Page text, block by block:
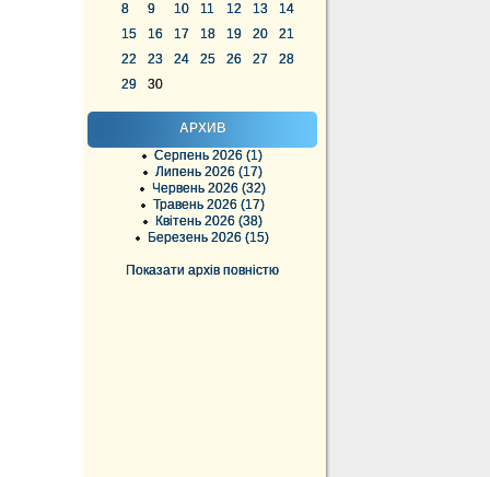
8
9 10 11 12 13
14
15
16 17 18 19 20
21
22
23 24 25 26 27
28
29
30
АРХИВ
Серпень 2026 (1)
Липень 2026 (17)
Червень 2026 (32)
Травень 2026 (17)
Квітень 2026 (38)
Березень 2026 (15)
Показати архів повністю